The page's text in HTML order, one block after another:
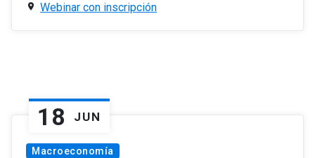
Webinar con inscripción
18 JUN
Macroeconomía